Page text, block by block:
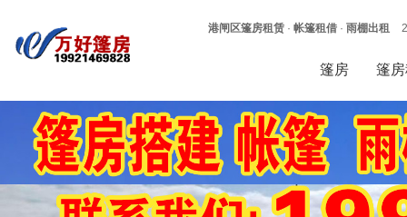
港闸区篷房租赁· 帐篷租借· 雨棚出租
篷房 篷